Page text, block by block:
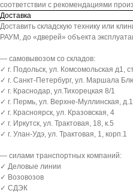
соответствии с рекомендациями
Доставка
Доставить складскую технику или
РАУМ, до «дверей» объекта
— самовывозом со складов:
✓ г. Подольск, ул. Комсомольская д1,
✓ г. Санкт-Петербург, ул. Маршала
✓ г. Краснодар, ул.Тихорецкая 8/1
✓ г. Пермь, ул. Верхне-Муллинская,
✓ г. Красноярск, ул. Кразовская, 4
✓ г. Иркутск, ул. Трактовая, 18, к.5
✓ г. Улан-Удэ, ул. Трактовая, 1, корп.1
— силами транспортных компаний:
✓ Деловые линии
✓ Возовозов
✓ СДЭК